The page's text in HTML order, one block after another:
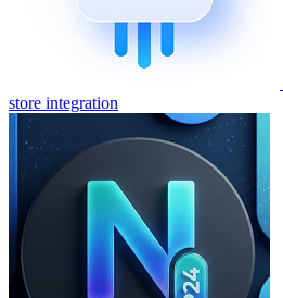
store integration